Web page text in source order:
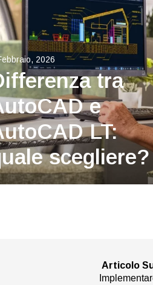
2026
tra
e
LT:
scegliere?
Articolo